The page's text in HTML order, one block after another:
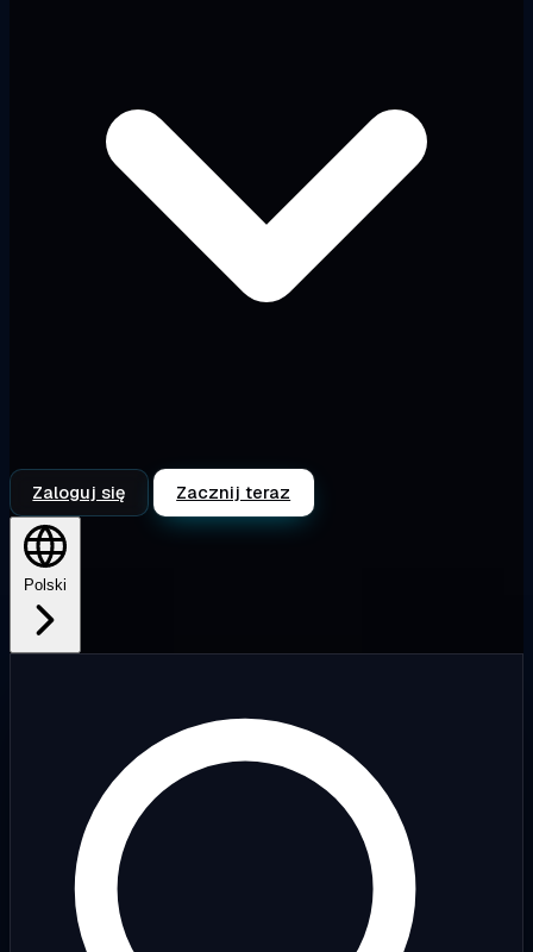
Zaloguj się Zacznij teraz
Polski